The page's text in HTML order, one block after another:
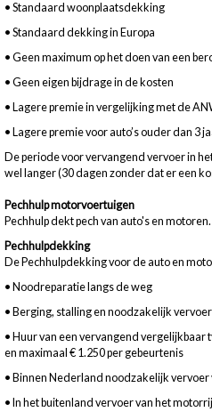
• Standaard woonplaatsdekking
• Standaard dekking in Europa
• Geen maximum op het doen van een
• Geen eigen bijdrage in de kosten
• Lagere premie in vergelijking met de
• Lagere premie voor auto’s ouder dan 3
De periode voor vervangend vervoer in
wel langer (30 dagen zonder dat er een
Pechhulp motorvoertuigen
Pechhulp dekt pech van auto's en motoren.
Pechhulpdekking
De Pechhulpdekking voor de auto en
• Noodreparatie langs de weg
• Berging, stalling en noodzakelijk
• Huur van een vervangend
en maximaal € 1.250 per gebeurtenis
• Binnen Nederland noodzakelijk
• In het buitenland vervoer van het